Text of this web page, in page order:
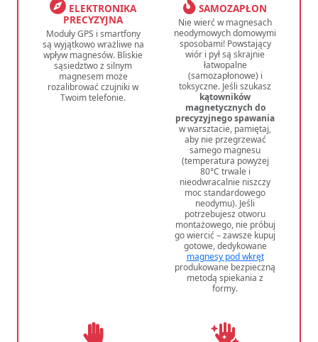
ELEKTRONIKA
PRECYZYJNA
Moduły GPS i smartfony
są wyjątkowo wrażliwe na
wpływ magnesów. Bliskie
sąsiedztwo z silnym
magnesem może
rozalibrować czujniki w
Twoim telefonie.
SAMOZAPŁON
Nie wierć w magnesach
neodymowych domowymi
sposobami! Powstający
wiór i pył są skrajnie
łatwopalne
(samozapłonowe) i
toksyczne. Jeśli szukasz
kątowników
magnetycznych do
precyzyjnego spawania
w warsztacie, pamiętaj,
aby nie przegrzewać
samego magnesu
(temperatura powyżej
80°C trwale i
nieodwracalnie niszczy
moc standardowego
neodymu). Jeśli
potrzebujesz otworu
montażowego, nie próbuj
go wiercić – zawsze kupuj
gotowe, dedykowane
magnesy pod wkręt
produkowane bezpieczną
metodą spiekania z
formy.